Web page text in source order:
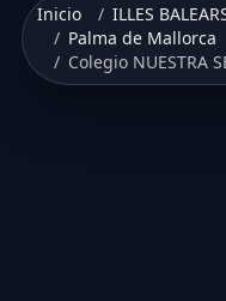
Inicio ILLES
Palma de Mallorca
Colegio NUESTRA